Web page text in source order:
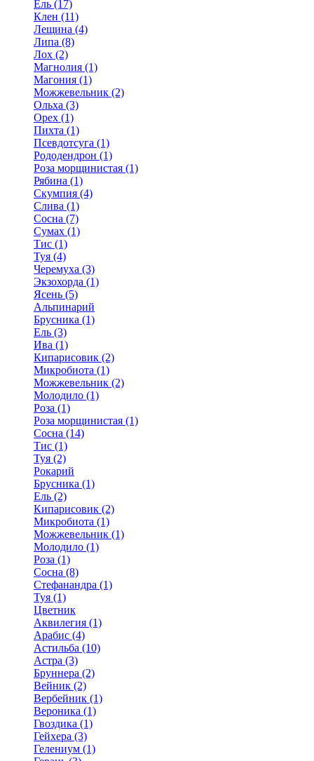
Ель (17)
Клен (11)
Лещина (4)
Липа (8)
Лох (2)
Магнолия (1)
Магония (1)
Можжевельник (2)
Ольха (3)
Орех (1)
Пихта (1)
Псевдотсуга (1)
Рододендрон (1)
Роза морщинистая (1)
Рябина (1)
Скумпия (4)
Слива (1)
Сосна (7)
Сумах (1)
Тис (1)
Туя (4)
Черемуха (3)
Экзохорда (1)
Ясень (5)
Альпинарий
Брусника (1)
Ель (3)
Ива (1)
Кипарисовик (2)
Микробиота (1)
Можжевельник (2)
Молодило (1)
Роза (1)
Роза морщинистая (1)
Сосна (14)
Тис (1)
Туя (2)
Рокарий
Брусника (1)
Ель (2)
Кипарисовик (2)
Микробиота (1)
Можжевельник (1)
Молодило (1)
Роза (1)
Сосна (8)
Стефанандра (1)
Туя (1)
Цветник
Аквилегия (1)
Арабис (4)
Астильба (10)
Астра (3)
Бруннера (2)
Вейник (2)
Вербейник (1)
Вероника (1)
Гвоздика (1)
Гейхера (3)
Гелениум (1)